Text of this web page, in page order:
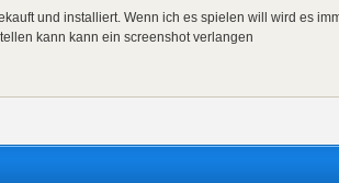
und installiert. Wenn ich es spielen will wird es
kann kann ein screenshot verlangen